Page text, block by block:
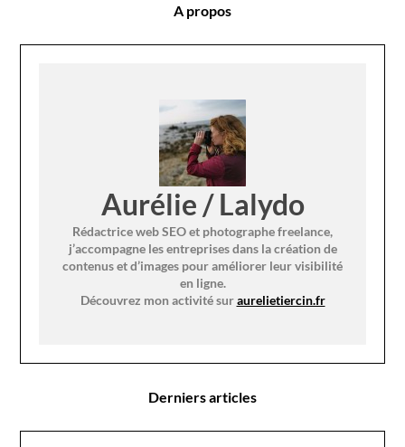
A propos
Aurélie / Lalydo
Rédactrice web SEO et photographe freelance,
j’accompagne les entreprises dans la création de
contenus et d’images pour améliorer leur visibilité
en ligne.
Découvrez mon activité suraurelietiercin.fr
Derniers articles